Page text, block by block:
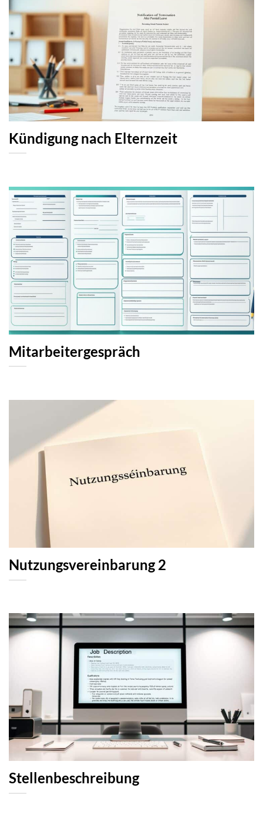
Kündigung nach Elternzeit
Mitarbeitergespräch
Nutzungsvereinbarung 2
Stellenbeschreibung